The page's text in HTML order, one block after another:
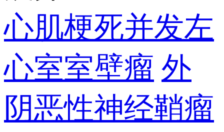
心肌梗死并发左
心室室壁瘤 外
阴恶性神经鞘瘤